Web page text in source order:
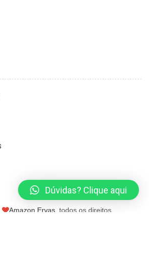
Amazon Ervas , todos os direitos
Dúvidas? Clique aqui